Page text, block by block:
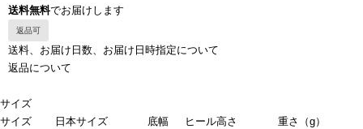
送料無料でお届けします
返品可
送料、お届け日数、お届け日時指定について
返品について
サイズ
サイズ
日本サイズ 底幅 ヒール高さ
重さ（g）